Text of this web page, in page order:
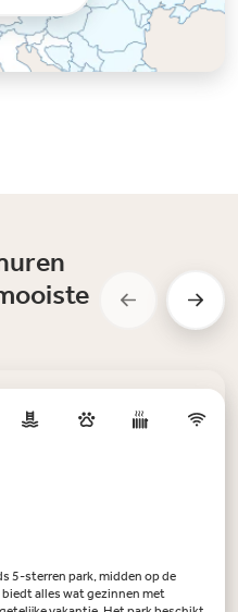
5-sterren park, midden op de
alles wat gezinnen met